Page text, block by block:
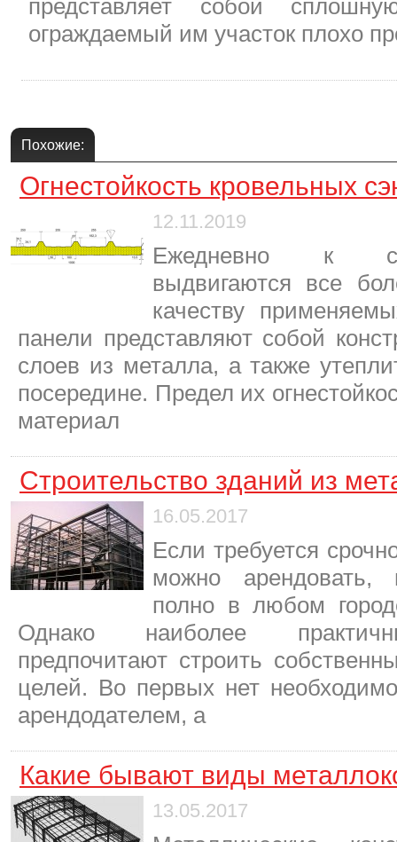
представляет собой
ограждаемый им участок плохо
Похожие:
Огнестойкость кровельных
12.11.2019
Ежедневно к
выдвигаются все
качеству
панели представляют собой
слоев из металла, а также
посередине. Предел их
материал
Строительство зданий из
16.05.2017
Если требуется
можно арендовать,
полно в любом
Однако наиболее
предпочитают строить
целей. Во первых нет
арендодателем, а
Какие бывают виды
13.05.2017